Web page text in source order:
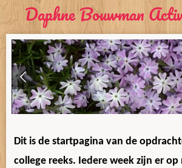
direct
naar
de
hoofdinhoud
Daphne Bouwman
Dit is de startpagina van de
college reeks. Iedere week zijn er op